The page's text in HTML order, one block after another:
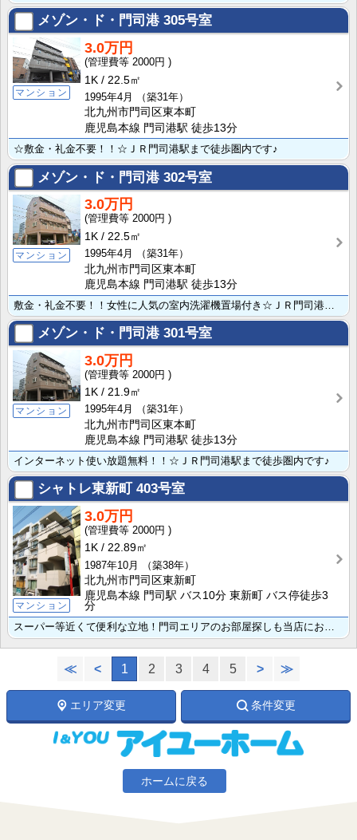
メゾン・ド・門司港305号室
マンション
3.0万円
2000円
1K
22.5㎡
1995年4月
（築31年）
北九州市門司区東本町
鹿児島本線 門司港駅 徒歩13分
☆敷金・礼金不要！！☆ＪＲ門司港駅まで徒歩圏内です♪
メゾン・ド・門司港302号室
マンション
3.0万円
2000円
1K
22.5㎡
1995年4月
（築31年）
北九州市門司区東本町
鹿児島本線 門司港駅 徒歩13分
メゾン・ド・門司港301号室
マンション
3.0万円
2000円
1K
21.9㎡
1995年4月
（築31年）
北九州市門司区東本町
鹿児島本線 門司港駅 徒歩13分
インターネット使い放題無料！！☆ＪＲ門司港駅まで徒歩圏内です♪
シャトレ東新町403号室
マンション
3.0万円
2000円
1K
22.89㎡
1987年10月
（築38年）
北九州市門司区東新町
鹿児島本線 門司駅 バス10分 東新町 バス停徒歩3
分
スーパー等近くて便利な立地！門司エリアのお部屋探しも当店にお任せ下さい、メール＆お電話お待ちしており･･･
≪ < 1 2 3 4 5 > ≫
エリア変更 条件変更
ホームに戻る